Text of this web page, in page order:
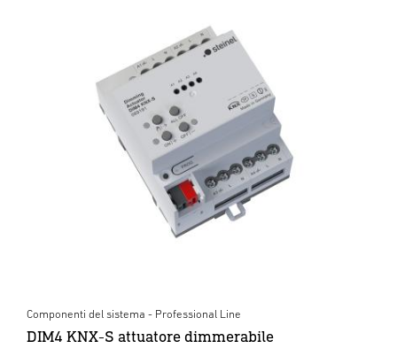
Componenti del sistema - Professional Line
DIM4 KNX-S attuatore dimmerabile